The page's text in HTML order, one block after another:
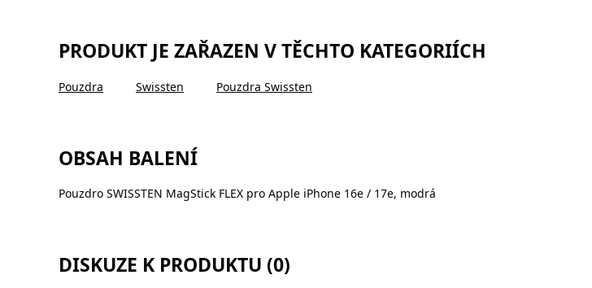
PRODUKT JE ZAŘAZEN V TĚCHTO KATEGORIÍCH
Pouzdra Swissten Pouzdra Swissten
OBSAH BALENÍ
Pouzdro SWISSTEN MagStick FLEX pro Apple iPhone 16e / 17e, modrá
DISKUZE K PRODUKTU (0)